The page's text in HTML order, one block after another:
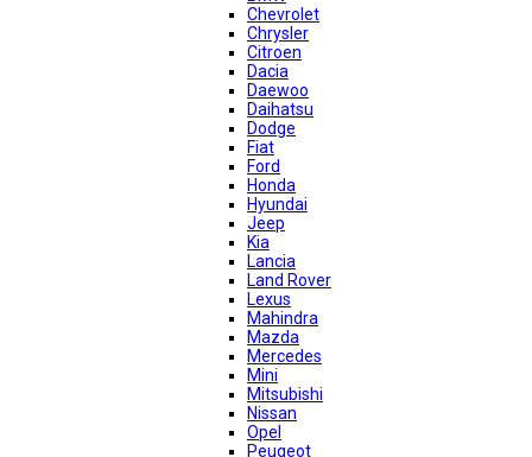
Chevrolet
Chrysler
Citroen
Dacia
Daewoo
Daihatsu
Dodge
Fiat
Ford
Honda
Hyundai
Jeep
Kia
Lancia
Land Rover
Lexus
Mahindra
Mazda
Mercedes
Mini
Mitsubishi
Nissan
Opel
Peugeot